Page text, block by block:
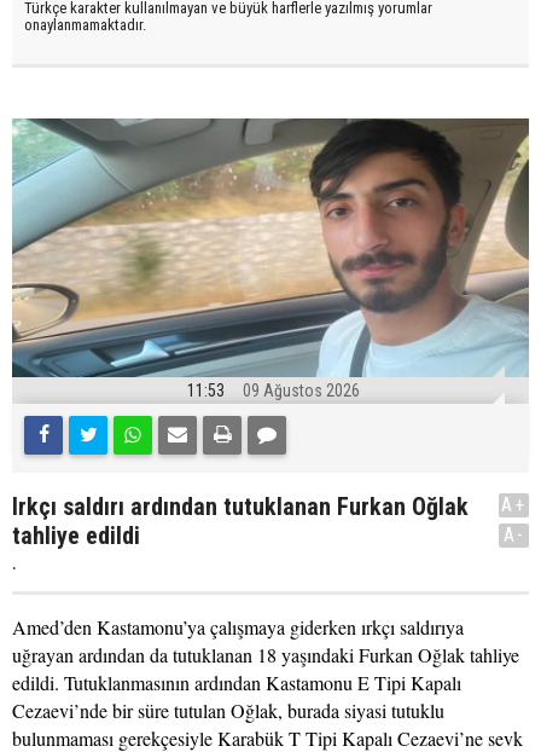
Türkçe karakter kullanılmayan ve büyük harflerle yazılmış yorumlar
onaylanmamaktadır.
11:53 09 Ağustos 2026
Irkçı saldırı ardından tutuklanan Furkan Oğlak
tahliye edildi
.
A+
A-
Amed’den Kastamonu’ya çalışmaya giderken ırkçı saldırıya
uğrayan ardından da tutuklanan 18 yaşındaki Furkan Oğlak tahliye
edildi. Tutuklanmasının ardından Kastamonu E Tipi Kapalı
Cezaevi’nde bir süre tutulan Oğlak, burada siyasi tutuklu
bulunmaması gerekçesiyle Karabük T Tipi Kapalı Cezaevi’ne sevk